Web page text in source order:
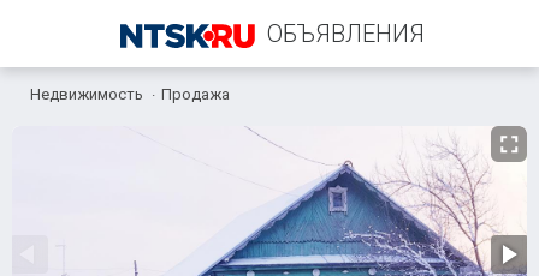
ОБЪЯВЛЕНИЯ
+7 (967) 776-99-90
Недвижимость Продажа